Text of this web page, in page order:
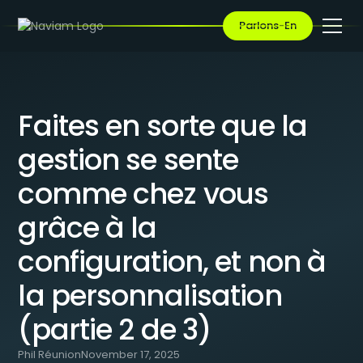
Parlons-En
BLOG / FAITES EN SORTE QUE LA GESTION SE SENTE COMME CHEZ
VOUS GRÂCE À LA CONFIGURATION, ET NON À LA
Faites en sorte que la
gestion se sente
comme chez vous
grâce à la
configuration, et non à
la personnalisation
(partie 2 de 3)
Phil RéunionNovember 17, 2025